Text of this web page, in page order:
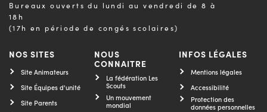
Bureaux ouverts du lundi au vendredi de 8 à
18h
(17h en période de congés scolaires)
NOS SITES
Site Animateurs
Site Équipes d'unité
Site Parents
NOUS
CONNAITRE
La fédération Les
Scouts
Un mouvement
mondial
INFOS LÉGALES
Mentions légales
Accessibilité
Protection des
données personnelles